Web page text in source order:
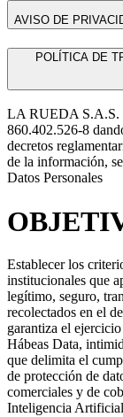
AVISO DE
POLÍTICA DE
LA RUEDA S.A.S.
860.402.526-8
decretos
de la información,
Datos Personales
Establecer los
institucionales que
legítimo, seguro,
recolectados en el
garantiza el
Hábeas Data,
que delimita el
de protección de
comerciales y de
Inteligencia